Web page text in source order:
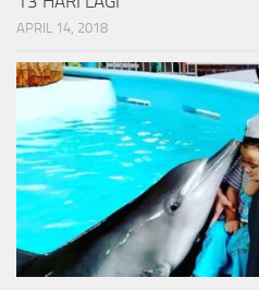
APRIL 14, 2018